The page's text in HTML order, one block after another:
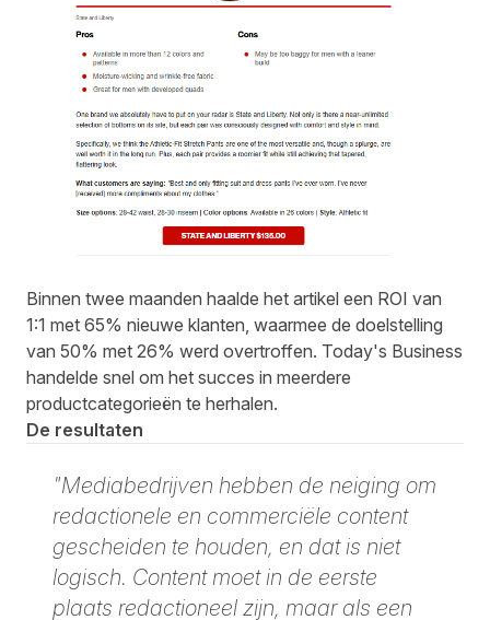
Binnen twee maanden haalde het artikel een ROI van
1:1 met 65% nieuwe klanten, waarmee de doelstelling
van 50% met 26% werd overtroffen. Today's Business
handelde snel om het succes in meerdere
productcategorieën te herhalen.
De resultaten
"Mediabedrijven hebben de neiging om
redactionele en commerciële content
gescheiden te houden, en dat is niet
logisch. Content moet in de eerste
plaats redactioneel zijn, maar als een